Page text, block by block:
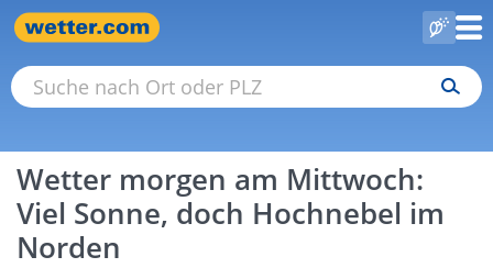
Wetter morgen am Mittwoch:
Viel Sonne, doch Hochnebel im
Norden